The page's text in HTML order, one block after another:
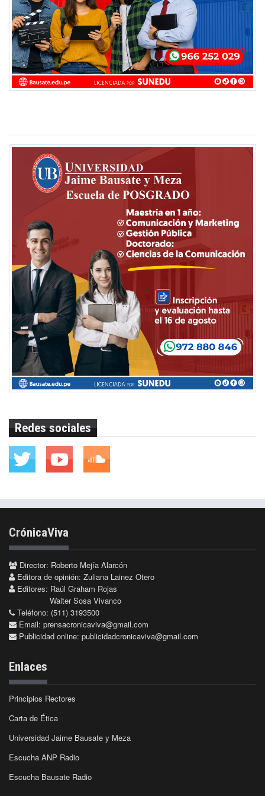
Redes sociales
CrónicaViva
Director: Roberto Mejía Alarcón
Editora de opinión: Zuliana Lainez Otero
Editores: Raúl Graham Rojas
Walter Sosa Vivanco
Teléfono: (511) 3193500
Email: prensacronicaviva@gmail.com
Publicidad online: publicidadcronicaviva@gmail.com
Enlaces
Principios Rectores
Carta de Ética
Universidad Jaime Bausate y Meza
Escucha ANP Radio
Escucha Bausate Radio